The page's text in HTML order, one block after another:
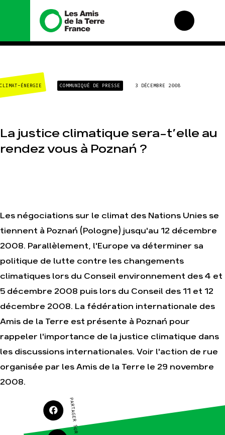
Nous connaître
Histoire
Valeurs
Équipes et
de la Terre
Total, rendez-vous
Mode : une tendance
destructrice
Gaz au Mozambique,
Agir
Faire un don
terrain
Agir au quotidien
Soutenir les
partie de son
Télécharger
Nos
Climat – Énergie
Surproduction
Agriculture
Finance
Multinationales
Forêts
Actualités
CLIMAT-ÉNERGIE COMMUNIQUÉ DE PRESSE 3 DÉCEMBRE 2008
La justice climatique sera-t’elle au
rendez vous à Poznań ?
Les négociations sur le climat des Nations Unies se
tiennent à Poznań (Pologne) jusqu'au 12 décembre
2008. Parallèlement, l'Europe va déterminer sa
politique de lutte contre les changements
climatiques lors du Conseil environnement des 4 et
5 décembre 2008 puis lors du Conseil des 11 et 12
décembre 2008. La fédération internationale des
Amis de la Terre est présente à Poznań pour
rappeler l'importance de la justice climatique dans
les discussions internationales. Voir l'action de rue
organisée par les Amis de la Terre le 29 novembre
2008.
PARTAGER SUR